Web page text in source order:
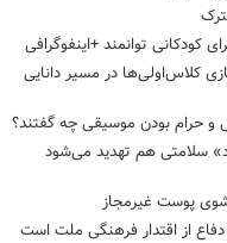
کودکانی توانمند +اینفوگرافی
گام برای آماده‌سازی کلاس‌اولی‌ها در مسیر دانایی
و حرام بودن موسیقی چه گفتند؟
سلامتی هم تهدید می‌شود
پوست غیرمجاز
از اقتدار فرهنگی ملت است